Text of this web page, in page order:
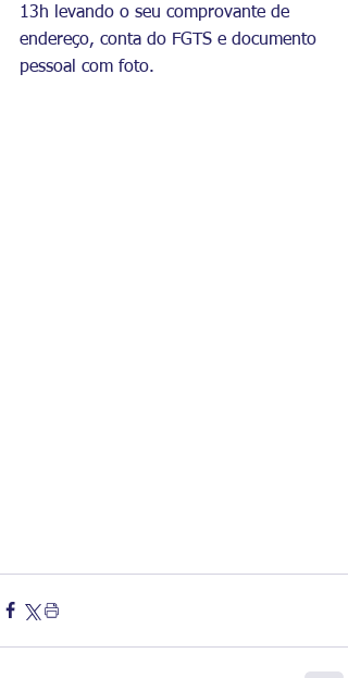
13h levando o seu comprovante de
endereço, conta do FGTS e documento
pessoal com foto.